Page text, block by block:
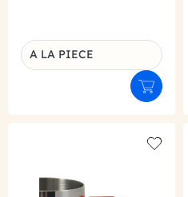
Déclinaison du produit
A LA PIECE
Ajouter